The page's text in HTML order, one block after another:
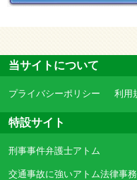
当サイトについて
プライバシーポリシー 利用
特設サイト
刑事事件弁護士アトム
交通事故に強いアトム法律事